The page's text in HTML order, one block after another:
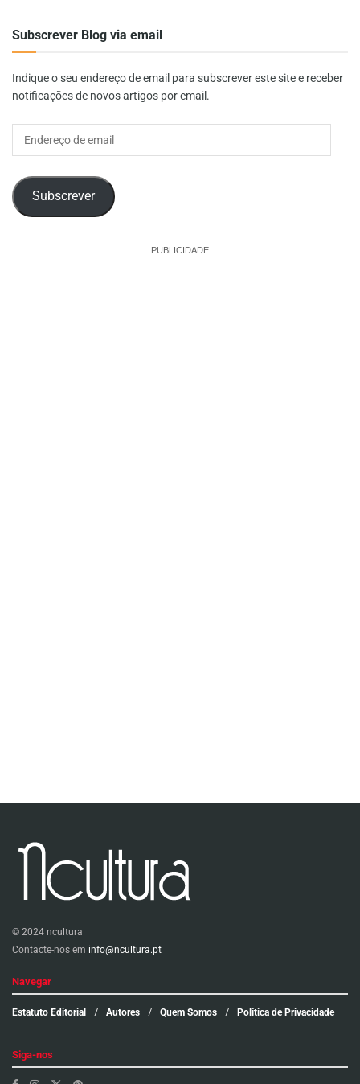
Subscrever Blog via email
Indique o seu endereço de email para subscrever este site e receber
notificações de novos artigos por email.
Subscrever
PUBLICIDADE
© 2024 ncultura
Contacte-nos em info@ncultura.pt
Navegar
Estatuto Editorial Autores Quem Somos Política de Privacidade
Siga-nos